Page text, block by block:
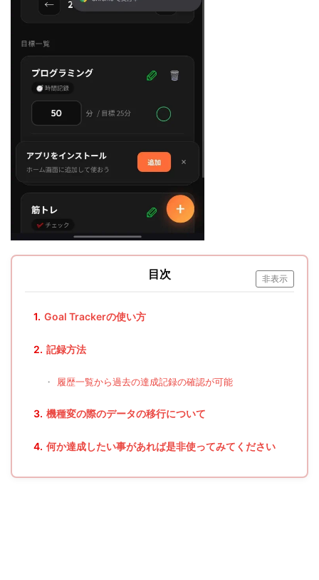
目次 非表示
1. Goal Trackerの使い方
2. 記録方法
・ 履歴一覧から過去の達成記録の確認が可能
3. 機種変の際のデータの移行について
4. 何か達成したい事があれば是非使ってみてください